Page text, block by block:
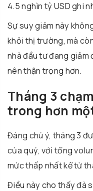
4.5 nghìn tỷ USD ghi
Sự suy giảm này
khỏi thị trường, mà
nhà đầu tư đang
nên thận trọng hơn.
Tháng 3
trong hơn
Đáng chú ý, tháng 3
của quý, với tổng
mức thấp nhất kể từ
Điều này cho thấy đà